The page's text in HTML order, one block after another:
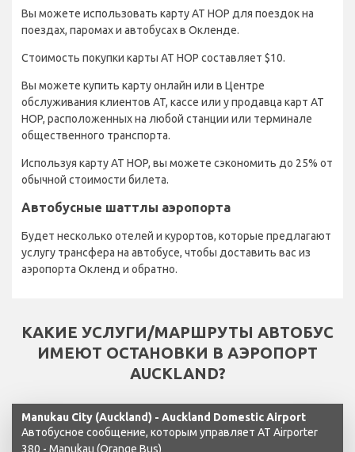
Вы можете использовать карту AT HOP для поездок на
поездах, паромах и автобусах в Окленде.
Стоимость покупки карты AT HOP составляет $10.
Вы можете купить карту онлайн или в Центре
обслуживания клиентов AT, кассе или у продавца карт AT
HOP, расположенных на любой станции или терминале
общественного транспорта.
Используя карту AT HOP, вы можете сэкономить до 25% от
обычной стоимости билета.
Автобусные шаттлы аэропорта
Будет несколько отелей и курортов, которые предлагают
услугу трансфера на автобусе, чтобы доставить вас из
аэропорта Окленд и обратно.
КАКИЕ УСЛУГИ/МАРШРУТЫ АВТОБУС
ИМЕЮТ ОСТАНОВКИ В АЭРОПОРТ
AUCKLAND?
Manukau City (Auckland) - Auckland Domestic Airport
Автобусное сообщение, которым управляет AT Airporter
380 - Manukau (Orange Bus)